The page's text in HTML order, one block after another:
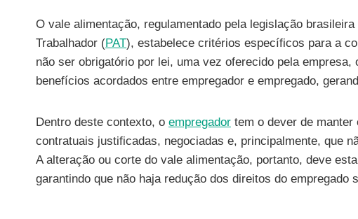
O vale alimentação, regulamentado pela legislação
Trabalhador (PAT), estabelece critérios específicos para a
não ser obrigatório por lei, uma vez oferecido pela empresa,
benefícios acordados entre empregador e empregado,
Dentro deste contexto, o empregador tem o dever de
contratuais justificadas, negociadas e, principalmente, que
A alteração ou corte do vale alimentação, portanto, deve
garantindo que não haja redução dos direitos do empregado